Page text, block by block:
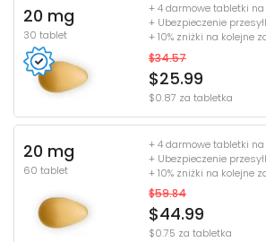
20 mg
30 tablet
+ 4 darmowe tabletki
+ Ubezpieczenie
+ 10% zniżki na kolejne
$34.57
$25.99
$0.87 za tabletka
20 mg
60 tablet
+ 4 darmowe tabletki
+ Ubezpieczenie
+ 10% zniżki na kolejne
$59.84
$44.99
$0.75 za tabletka